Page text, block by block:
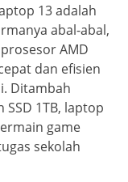
13 adalah
abal-abal,
AMD
dan efisien
Ditambah
SSD 1TB, laptop
game
sekolah